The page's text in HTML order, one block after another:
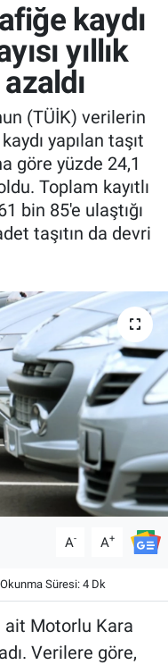
kaydı
yıllık
(TÜİK) verilerin
yapılan taşıt
göre yüzde 24,1
Toplam kayıtlı
bin 85'e ulaştığı
taşıtın da devri
A- A+
Okunma Süresi: 4 Dk
ait Motorlu Kara
Verilere göre,